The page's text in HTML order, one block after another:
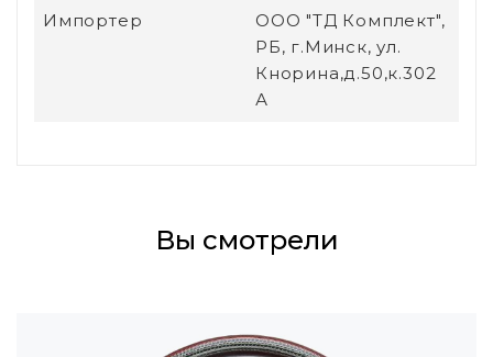
Импортер
ООО "ТД Комплект",
РБ, г.Минск, ул.
Кнорина,д.50,к.302
А
Вы смотрели